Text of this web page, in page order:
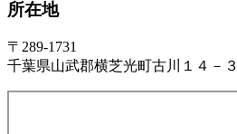
所在地
〒289-1731
千葉県山武郡横芝光町古川１４－３